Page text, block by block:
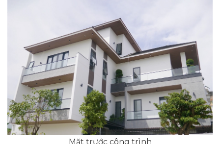
Mặt trước công trình